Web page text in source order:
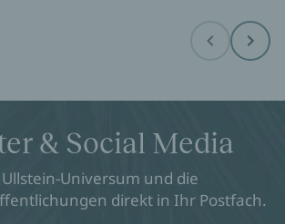
Before Next
& Social Media
Universum und die
direkt in Ihr Postfach.